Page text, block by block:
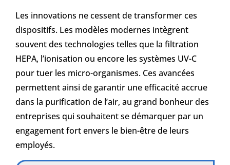
Les innovations ne cessent de transformer ces
dispositifs. Les modèles modernes intègrent
souvent des technologies telles que la filtration
HEPA, l’ionisation ou encore les systèmes UV-C
pour tuer les micro-organismes. Ces avancées
permettent ainsi de garantir une efficacité accrue
dans la purification de l’air, au grand bonheur des
entreprises qui souhaitent se démarquer par un
engagement fort envers le bien-être de leurs
employés.